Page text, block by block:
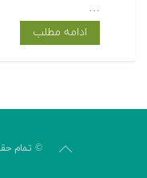
…
ادامه مطلب
© تمام